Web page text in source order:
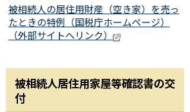
被相続人の居住用財産（空き家）を売っ
たときの特例（国税庁ホームページ）
（外部サイトへリンク）
被相続人居住用家屋等確認書の交
付